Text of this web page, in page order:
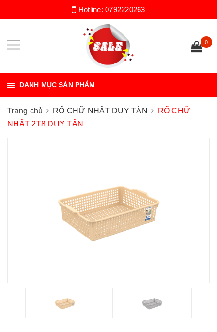
Hotline:0792220263
0
DANH MỤC SẢN PHẨM
Trang chủ RỔ CHỮ NHẬT DUY TÂN
RỔ CHỮ
NHẬT 2T8 DUY TÂN